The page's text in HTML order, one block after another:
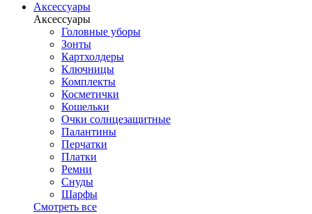
Аксессуары
Аксессуары
Головные уборы
Зонты
Картхолдеры
Ключницы
Комплекты
Косметички
Кошельки
Очки солнцезащитные
Палантины
Перчатки
Платки
Ремни
Снуды
Шарфы
Смотреть все